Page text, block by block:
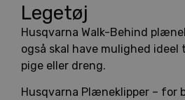
Legetøj
Husqvarna Walk-Behind
også skal have mulighed ideel
pige eller dreng.
Husqvarna Plæneklipper – for